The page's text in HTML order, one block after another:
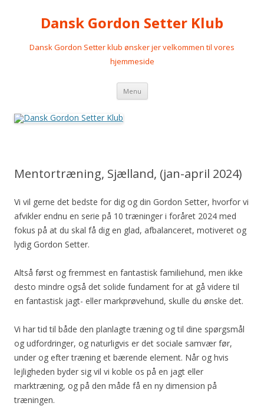
Dansk Gordon Setter Klub
Dansk Gordon Setter klub ønsker jer velkommen til vores
hjemmeside
Menu Videre
indhold
Mentortræning, Sjælland, (jan-april 2024)
Vi vil gerne det bedste for dig og din Gordon Setter, hvorfor vi
afvikler endnu en serie på 10 træninger i foråret 2024 med
fokus på at du skal få dig en glad, afbalanceret, motiveret og
lydig Gordon Setter.
Altså først og fremmest en fantastisk familiehund, men ikke
desto mindre også det solide fundament for at gå videre til
en fantastisk jagt- eller markprøvehund, skulle du ønske det.
Vi har tid til både den planlagte træning og til dine spørgsmål
og udfordringer, og naturligvis er det sociale samvær før,
under og efter træning et bærende element. Når og hvis
lejligheden byder sig vil vi koble os på en jagt eller
marktræning, og på den måde få en ny dimension på
træningen.